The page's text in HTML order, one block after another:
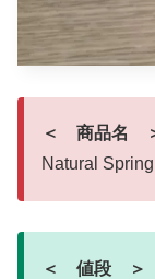
＜ 商品名
Natural
＜ 値段 ＞